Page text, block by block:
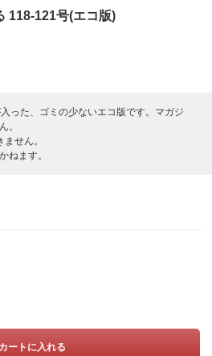
118-121号(エコ版)
った、ゴミの少ないエコ版です。マガジ
。
せん。
ねます。
カートに入れる